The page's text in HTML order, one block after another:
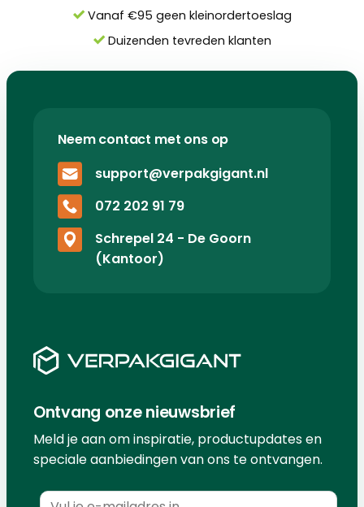
Vanaf €95 geen kleinordertoeslag
Duizenden tevreden klanten
Neem contact met ons op
support@verpakgigant.nl
072 202 91 79
Schrepel 24 - De Goorn
(Kantoor)
Ontvang onze nieuwsbrief
Meld je aan om inspiratie, productupdates en
speciale aanbiedingen van ons te ontvangen.